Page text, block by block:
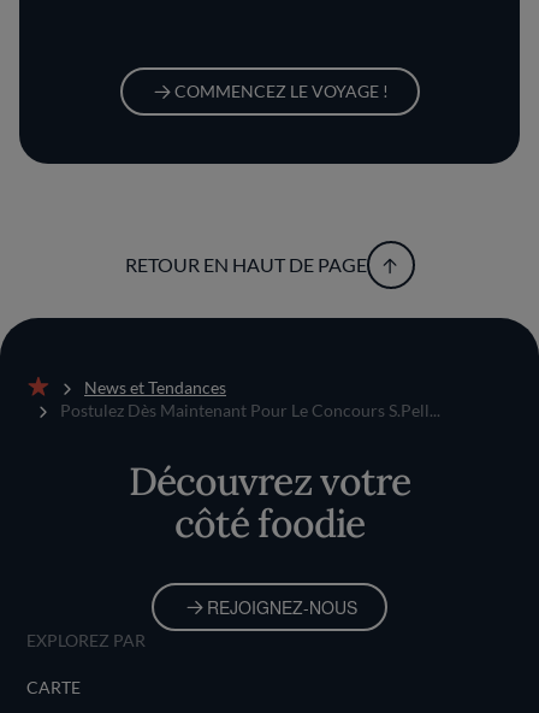
COMMENCEZ LE VOYAGE !
RETOUR EN HAUT DE PAGE
Accueil
News et Tendances
Postulez Dès Maintenant Pour Le Concours S.Pell...
Découvrez votre
côté foodie
REJOIGNEZ-NOUS
EXPLOREZ PAR
CARTE